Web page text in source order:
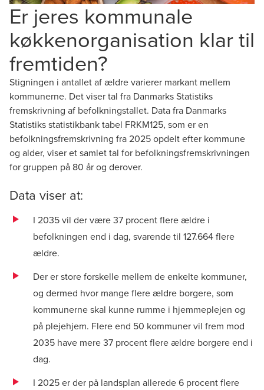
Er jeres kommunale
køkkenorganisation klar til
fremtiden?
Stigningen i antallet af ældre varierer markant mellem
kommunerne. Det viser tal fra Danmarks Statistiks
fremskrivning af befolkningstallet. Data fra Danmarks
Statistiks statistikbank tabel FRKM125, som er en
befolkningsfremskrivning fra 2025 opdelt efter kommune
og alder, viser et samlet tal for befolkningsfremskrivningen
for gruppen på 80 år og derover.
Data viser at:
I 2035 vil der være 37 procent flere ældre i
befolkningen end i dag, svarende til 127.664 flere
ældre.
Der er store forskelle mellem de enkelte kommuner,
og dermed hvor mange flere ældre borgere, som
kommunerne skal kunne rumme i hjemmeplejen og
på plejehjem. Flere end 50 kommuner vil frem mod
2035 have mere 37 procent flere ældre borgere end i
dag.
I 2025 er der på landsplan allerede 6 procent flere